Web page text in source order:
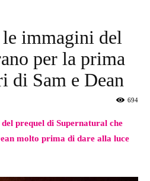
immagini del
per la prima
di Sam e Dean
694
prequel di Supernatural che
molto prima di dare alla luce